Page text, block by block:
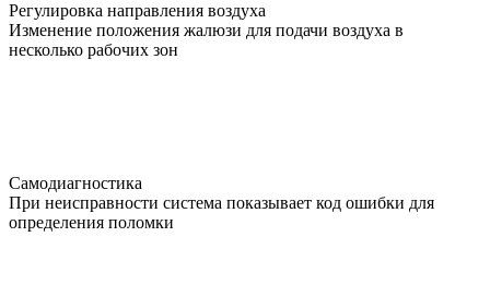
Регулировка направления воздуха
Изменение положения жалюзи для подачи воздуха в
несколько рабочих зон
Самодиагностика
При неисправности система показывает код ошибки для
определения поломки